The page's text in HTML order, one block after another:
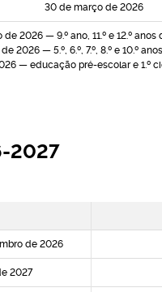
30 de março de 2026
de 2026 — 9.º ano, 11.º e 12.º
2026 — 5.º, 6.º, 7.º, 8.º e 10.º
— educação pré-escolar e 1.º
2027
de 2026
2027